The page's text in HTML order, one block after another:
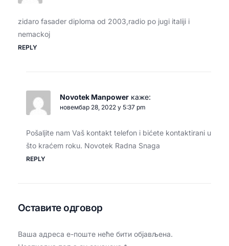
zidaro fasader diploma od 2003,radio po jugi italiji i
nemackoj
REPLY
Novotek Manpower каже:
новембар 28, 2022 у 5:37 pm
Pošaljite nam Vaš kontakt telefon i bićete kontaktirani u
što kraćem roku. Novotek Radna Snaga
REPLY
Оставите одговор
Ваша адреса е-поште неће бити објављена.